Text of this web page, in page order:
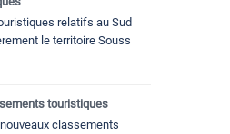
relatifs au Sud
le territoire Souss
touristiques
classements